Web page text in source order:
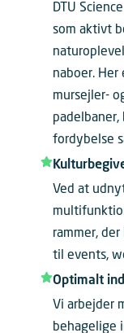
DTU
som aktivt
naboer. Her
mursejler-
fordybelse
Ved at
rammer,
til events,
Optimalt
Vi arbejder
behagelige